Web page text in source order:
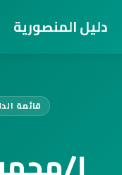
دليل المنصورية
قائمة